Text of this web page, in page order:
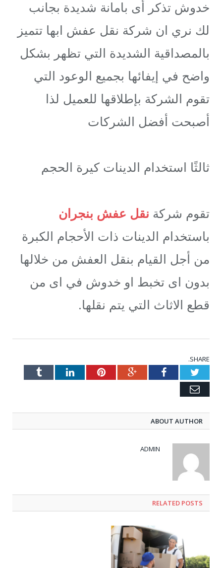
خدوش تذكر أى بامانة شديدة بجانب
لك نري ان شركة نقل عفش ابها تتميز
بالمصداقية الشديدة التي تظهر بشكل
واضح في إيفائها بجميع الوعود التي
تقوم الشركة بإطلاقها للعميل لذا
أصبحت أفضل الشركات
ثالثًا استخدام الدينات كيرة الحجم
تقوم شركة نقل عفش بنجران
باستخدام الدينات ذات الأحجام الكبرة
من أجل القيام بنقل العفش من خلالها
بدون اى تخبط او خدوش في اى من
قطع الاثاث التي يتم نقلها.
SHARE.
Twitter
Facebook
Google+
Pinterest
LinkedIn
Tumblr
Email
ABOUT AUTHOR
ADMIN
RELATED POSTS